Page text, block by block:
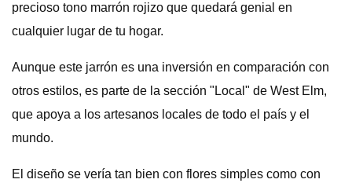
precioso tono marrón rojizo que quedará genial en
cualquier lugar de tu hogar.
Aunque este jarrón es una inversión en comparación con
otros estilos, es parte de la sección "Local" de West Elm,
que apoya a los artesanos locales de todo el país y el
mundo.
El diseño se vería tan bien con flores simples como con